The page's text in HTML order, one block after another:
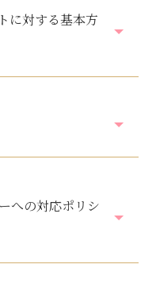
に対する基本方
への対応ポリシ